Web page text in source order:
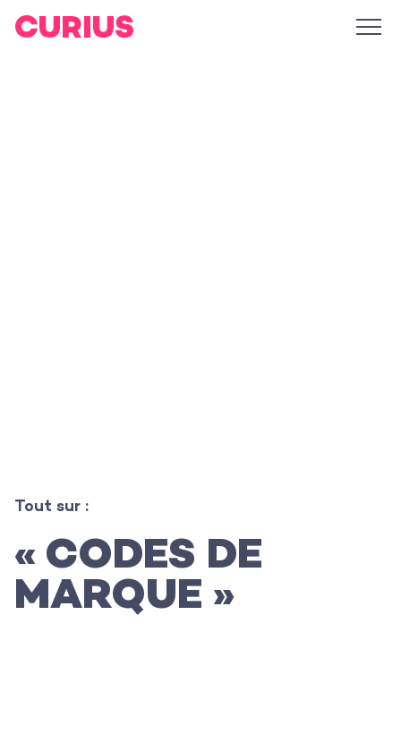
L’agence
Les projets
Les actualités
Tout sur :
« CODES DE
MARQUE »